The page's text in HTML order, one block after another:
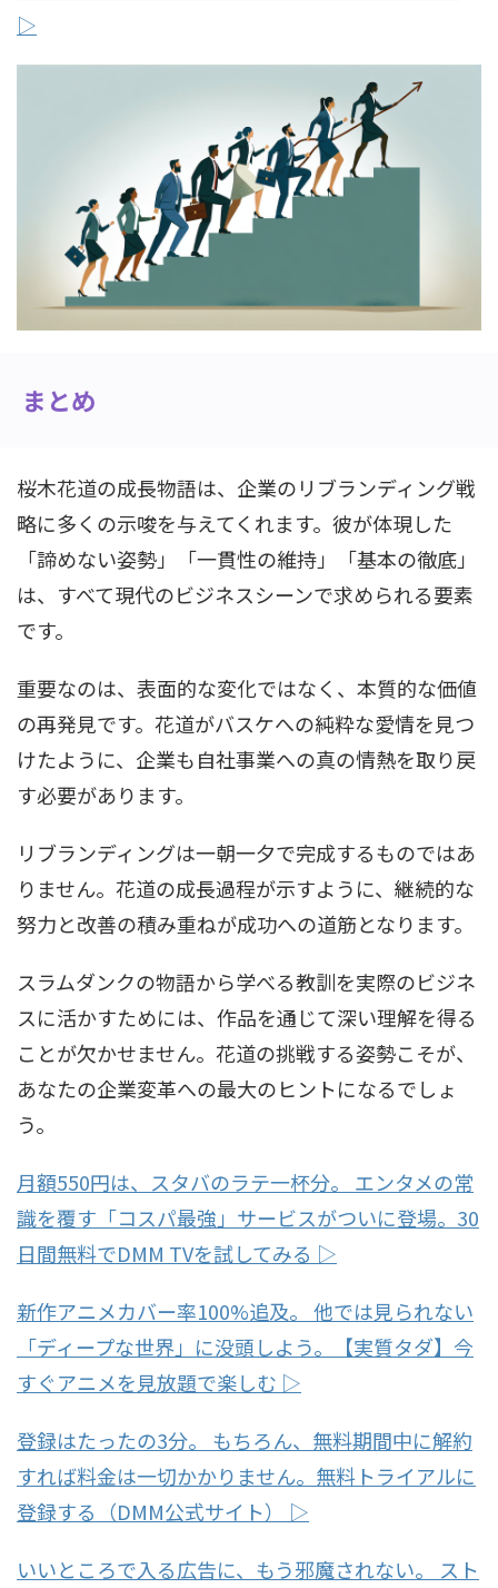
▷
まとめ
桜木花道の成長物語は、企業のリブランディング戦
略に多くの示唆を与えてくれます。彼が体現した
「諦めない姿勢」「一貫性の維持」「基本の徹底」
は、すべて現代のビジネスシーンで求められる要素
です。
重要なのは、表面的な変化ではなく、本質的な価値
の再発見です。花道がバスケへの純粋な愛情を見つ
けたように、企業も自社事業への真の情熱を取り戻
す必要があります。
リブランディングは一朝一夕で完成するものではあ
りません。花道の成長過程が示すように、継続的な
努力と改善の積み重ねが成功への道筋となります。
スラムダンクの物語から学べる教訓を実際のビジネ
スに活かすためには、作品を通じて深い理解を得る
ことが欠かせません。花道の挑戦する姿勢こそが、
あなたの企業変革への最大のヒントになるでしょ
う。
月額550円は、スタバのラテ一杯分。 エンタメの常
識を覆す「コスパ最強」サービスがついに登場。30
日間無料でDMM TVを試してみる ▷
新作アニメカバー率100%追及。 他では見られない
「ディープな世界」に没頭しよう。【実質タダ】今
すぐアニメを見放題で楽しむ ▷
登録はたったの3分。 もちろん、無料期間中に解約
すれば料金は一切かかりません。無料トライアルに
登録する（DMM公式サイト） ▷
いいところで入る広告に、もう邪魔されない。 スト